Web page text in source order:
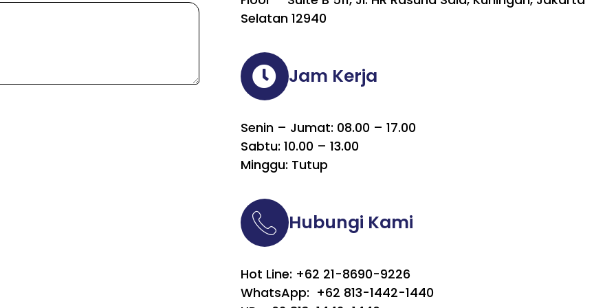
Selatan 12940
Jam Kerja
Senin – Jumat: 08.00 – 17.00
Sabtu: 10.00 – 13.00
Minggu: Tutup
Hubungi Kami
Hot Line: +62 21-8690-9226
WhatsApp: +62 813-1442-1440